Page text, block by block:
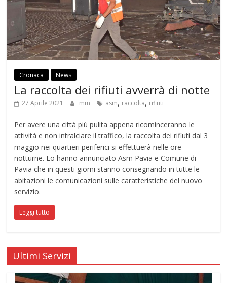
Cronaca News
La raccolta dei rifiuti avverrà di notte
27 Aprile 2021 mm asm, raccolta, rifiuti
Per avere una città più pulita appena ricominceranno le
attività e non intralciare il traffico, la raccolta dei rifiuti dal 3
maggio nei quartieri periferici si effettuerà nelle ore
notturne. Lo hanno annunciato Asm Pavia e Comune di
Pavia che in questi giorni stanno consegnando in tutte le
abitazioni le comunicazioni sulle caratteristiche del nuovo
servizio.
Leggi tutto
Ultimi Servizi